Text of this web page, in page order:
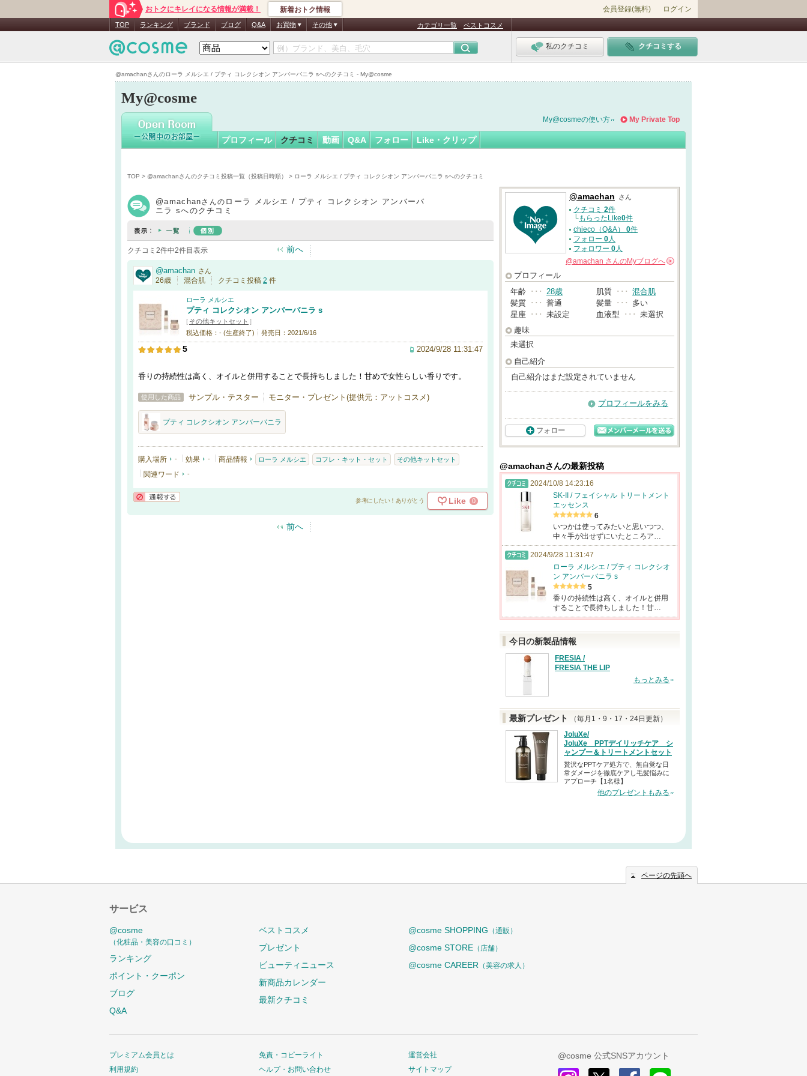
@amachanさんのローラ メルシエ / プティ コレクシオン アンバーバニラ sへのクチコミ - My@cosme
おトクにキレイになる情報が満載！ 新着おトク情報 会員登録(無料) ログイン
TOP ランキング ブランド ブログ Q&A お買物 その他 カテゴリ一覧 ベストコスメ
私のクチコミ クチコミする
My@cosme
@amachanさん
My Private Top
My@cosmeの使い方
プロフィール クチコミ 動画 Q&A フォロー Like・クリップ
TOP > @amachanさんのクチコミ投稿一覧（投稿日時順） > ローラ メルシエ / プティ コレクシオン アンバーバニラ sへのクチコミ
@amachanさんの ローラ メルシエ / プティ コレクシオン アンバーバ
ニラ sへのクチコミ
クチコミ2件中2件目表示 前へ
@amachan さん
26歳 混合肌 クチコミ投稿 2 件
ローラ メルシエ
プティ コレクシオン アンバーバニラ s
[ その他キットセット ]
税込価格：- (生産終了)
発売日：2021/6/16
5 2024/9/28 11:31:47
香りの持続性は高く、オイルと併用することで長持ちしました！甘めで女性らしい香りです。
使用した商品 サンプル・テスター モニター・プレゼント(提供元：アットコスメ)
プティ コレクシオン アンバーバニラ
購入場所 - 効果 - 商品情報 ローラ メルシエ コフレ・キット・セット その他キットセット
関連ワード -
参考にしたい！ありがとう Like 0
前へ
@amachan さん
クチコミ 2件
└もらったLike0件
chieco（Q&A） 0件
フォロー 0人
フォロワー 0人
@amachan さんのMyブログへ
プロフィール
年齢 ･･･ 28歳 肌質 ･･･ 混合肌
髪質 ･･･ 普通 髪量 ･･･
多い
星座 ･･･ 未設定 血液型 ･･･ 未選択
趣味
未選択
自己紹介
自己紹介はまだ設定されていません
プロフィールをみる
フォロー
@amachanさんの最新投稿
2024/10/8 14:23:16
SK-II / フェイシャル トリートメント
エッセンス
6
いつかは使ってみたいと思いつつ、
中々手が出せずにいたところア…
2024/9/28 11:31:47
ローラ メルシエ / プティ コレクシオ
ン アンバーバニラ s
5
香りの持続性は高く、オイルと併用
することで長持ちしました！甘…
今日の新製品情報
FRESIA /
FRESIA THE LIP
もっとみる
最新プレゼント
（毎月1・9・17・24日更新）
JoluXe/
JoluXe PPTデイリッチケア シ
ャンプー＆トリートメントセット
贅沢なPPTケア処方で、無自覚な日
常ダメージを徹底ケアし毛髪悩みに
アプローチ【1名様】
他のプレゼントもみる
ページの先頭へ
サービス
@cosme
（化粧品・美容の口コミ）
ランキング
ポイント・クーポン
ブログ
Q&A
ベストコスメ
プレゼント
ビューティニュース
新商品カレンダー
最新クチコミ
@cosme SHOPPING （通販）
@cosme STORE （店舗）
@cosme CAREER （美容の求人）
プレミアム会員とは
利用規約
免責・コピーライト
ヘルプ・お問い合わせ
運営会社
サイトマップ
@cosme 公式SNSアカウント